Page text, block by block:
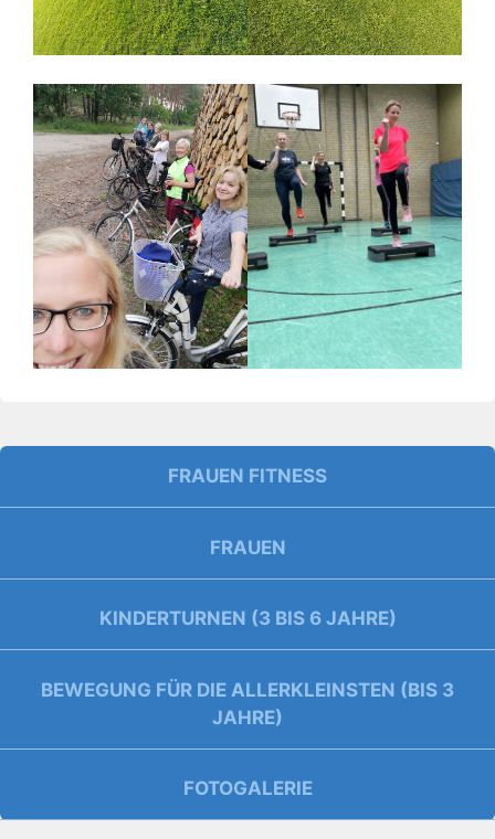
FRAUEN FITNESS
FRAUEN
KINDERTURNEN (3 BIS 6 JAHRE)
BEWEGUNG FÜR DIE ALLERKLEINSTEN (BIS 3
JAHRE)
FOTOGALERIE